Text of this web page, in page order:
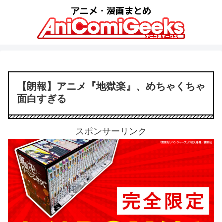
【朗報】アニメ『地獄楽』、めちゃくちゃ
面白すぎる
スポンサーリンク